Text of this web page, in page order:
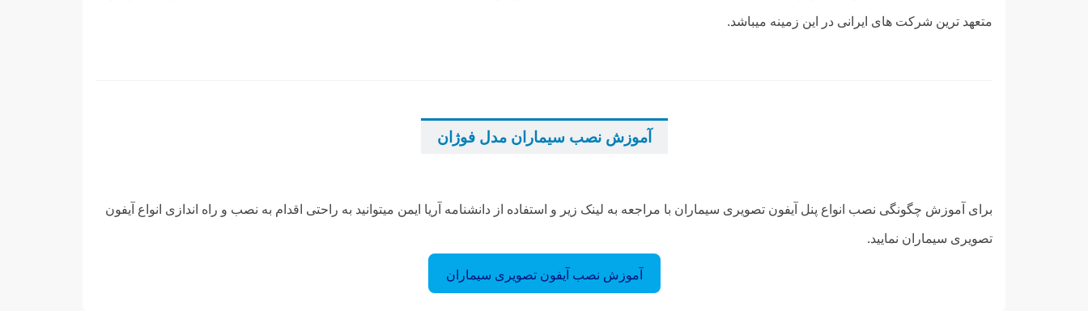
متعهد ترین شرکت های ایرانی در این زمینه میباشد.
آموزش نصب سیماران مدل فوژان
برای آموزش چگونگی نصب انواع پنل آیفون تصویری سیماران با مراجعه به لینک زیر و استفاده از دانشنامه آریا ایمن میتوانید به راحتی اقدام به نصب و راه اندازی انواع آیفون
تصویری سیماران نمایید.
آموزش نصب آیفون تصویری سیماران